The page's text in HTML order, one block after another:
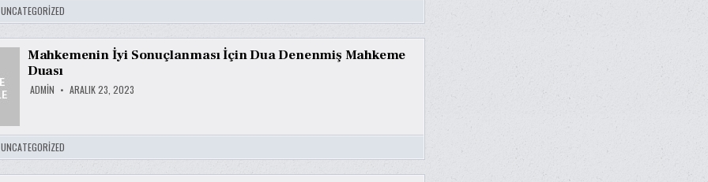
UNCATEGORIZED
Mahkemenin İyi Sonuçlanması İçin Dua Denenmiş Mahkeme
Duası
ADMIN ARALIK 23, 2023
UNCATEGORIZED